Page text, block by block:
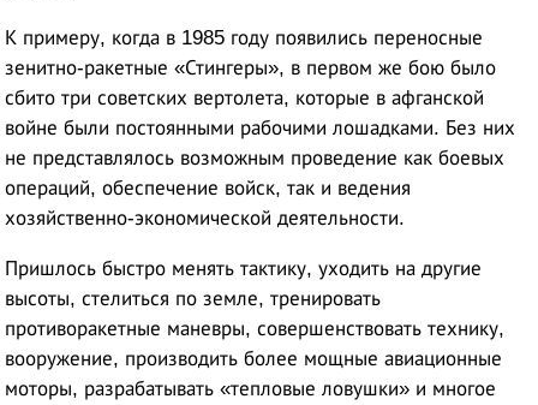
К примеру, когда в 1985 году появились переносные
зенитно-ракетные «Стингеры», в первом же бою было
сбито три советских вертолета, которые в афганской
войне были постоянными рабочими лошадками. Без них
не представлялось возможным проведение как боевых
операций, обеспечение войск, так и ведения
хозяйственно-экономической деятельности.
Пришлось быстро менять тактику, уходить на другие
высоты, стелиться по земле, тренировать
противоракетные маневры, совершенствовать технику,
вооружение, производить более мощные авиационные
моторы, разрабатывать «тепловые ловушки» и многое